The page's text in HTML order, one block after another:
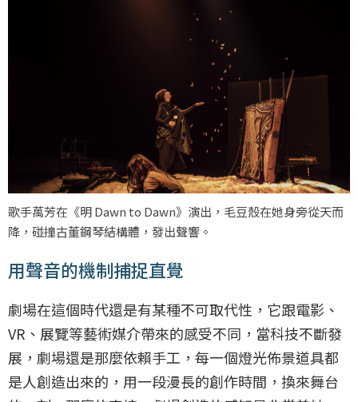
歌手萬芳在《明 Dawn to Dawn》演出，毛豆殼在她身旁從天而
降，碰撞古董鋼琴結構體，發出聲響。
用聲音的機制捕捉直覺
劇場在這個時代還是有某種不可取代性，它跟電影、
VR、展覽等藝術媒介帶來的感受不同，當科技不斷發
展，劇場還是那麼依賴手工，每一個燈光佈景道具都
是人創造出來的，用一段漫長的創作時間，換來舞台